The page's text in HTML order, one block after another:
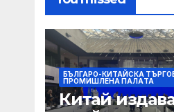
БЪЛГАРО-КИТАЙСКА
ПРОМИШЛЕНА ПАЛAТА
Китай